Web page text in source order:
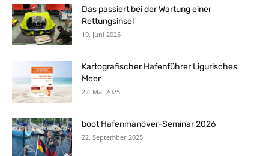
Das passiert bei der Wartung einer
Rettungsinsel
19. Juni 2025
Kartografischer Hafenführer Ligurisches
Meer
22. Mai 2025
boot Hafenmanöver-Seminar 2026
22. September 2025